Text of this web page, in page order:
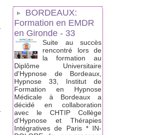
BORDEAUX:
Formation en EMDR
en Gironde - 33
Suite au succès
rencontré lors de
la formation au
Diplôme Universitaire
d'Hypnose de Bordeaux,
Hypnose 33, Institut de
Formation en Hypnose
Médicale à Bordeaux a
décidé en collaboration
avec le CHTIP Collège
d'Hypnose et Thérapies
Intégratives de Paris * IN-